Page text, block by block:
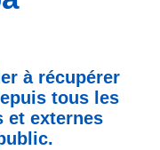
à récupérer
tous les
et externes